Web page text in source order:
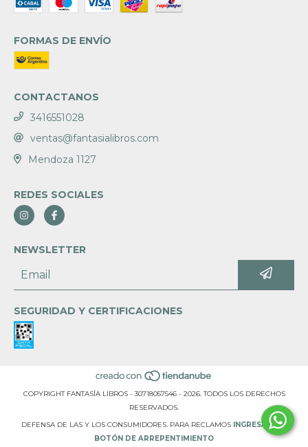
FORMAS DE ENVÍO
CONTACTANOS
3416551028
ventas@fantasialibros.com
Mendoza 1127
REDES SOCIALES
NEWSLETTER
SEGURIDAD Y CERTIFICACIONES
COPYRIGHT FANTASÍA LIBROS - 30718057546 - 2026. TODOS LOS DERECHOS
RESERVADOS.
DEFENSA DE LAS Y LOS CONSUMIDORES. PARA RECLAMOS
INGRESÁ ACÁ.
BOTÓN DE ARREPENTIMIENTO